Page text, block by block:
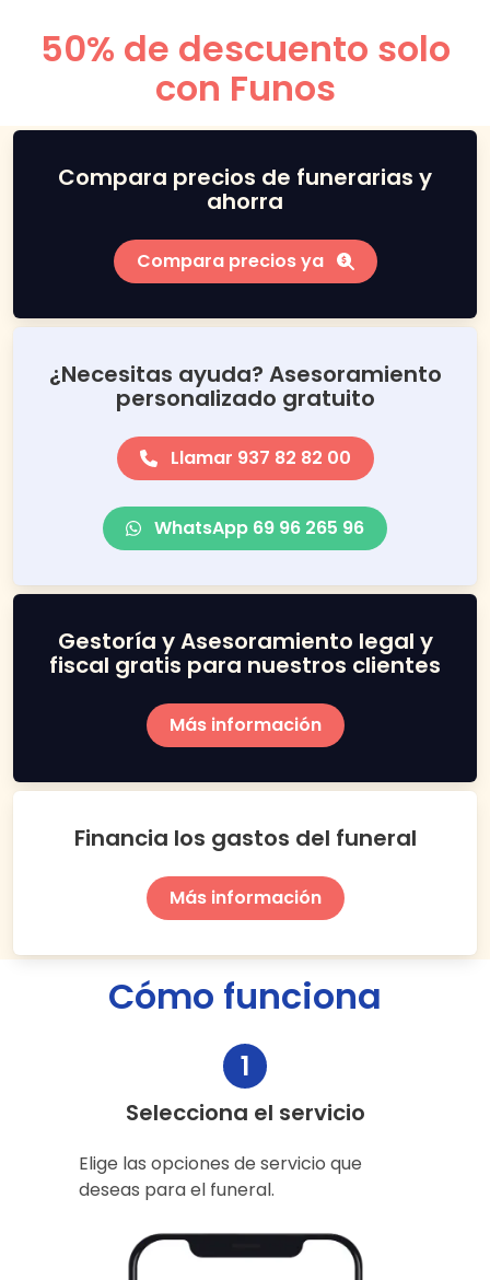
50% de descuento solo
con Funos
Compara precios de funerarias y
ahorra
Compara precios ya
¿Necesitas ayuda? Asesoramiento
personalizado gratuito
Llamar 937 82 82 00
WhatsApp 69 96 265 96
Gestoría y Asesoramiento legal y
fiscal gratis para nuestros clientes
Más información
Financia los gastos del funeral
Más información
Cómo funciona
1
Selecciona el servicio
Elige las opciones de servicio que
deseas para el funeral.